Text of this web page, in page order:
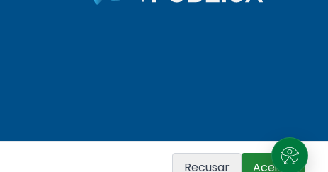
Recusar Aceitar